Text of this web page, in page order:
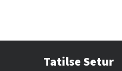
Tatilse Setur